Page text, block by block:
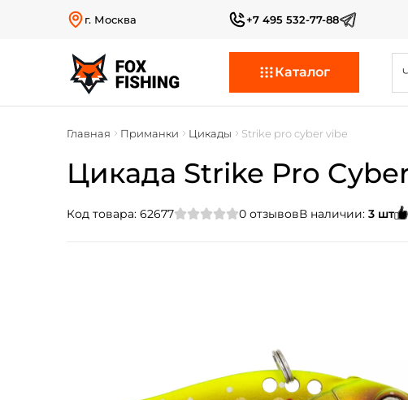
г. Москва +7 495 532-77-88
Каталог
Главная Приманки Цикады Strike pro cyber vibe
Цикада Strike Pro
Код товара: 62677 0 отзывовВ наличии: 3 шт